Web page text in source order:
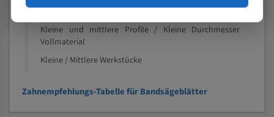
Speziell entwickelt für Profile / Rohre
Kleine und mittlere Profile / Kleine Durchmesser
Vollmaterial
Kleine / Mittlere Werkstücke
Zahnempfehlungs-Tabelle für Bandsägeblätter